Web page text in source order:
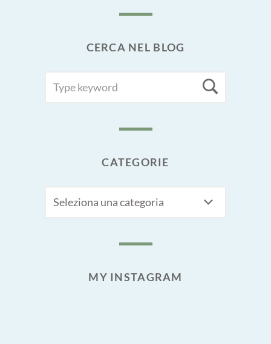
CERCA NEL BLOG
FOR:
CATEGORIE
MY INSTAGRAM